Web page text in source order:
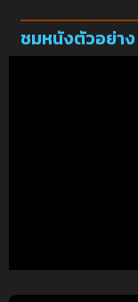
ชมหนังตัวอย่าง